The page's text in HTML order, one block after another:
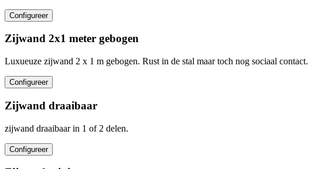
Configureer
Zijwand 2x1 meter gebogen
Luxueuze zijwand 2 x 1 m gebogen. Rust in de stal maar toch nog sociaal contact.
Configureer
Zijwand draaibaar
zijwand draaibaar in 1 of 2 delen.
Configureer